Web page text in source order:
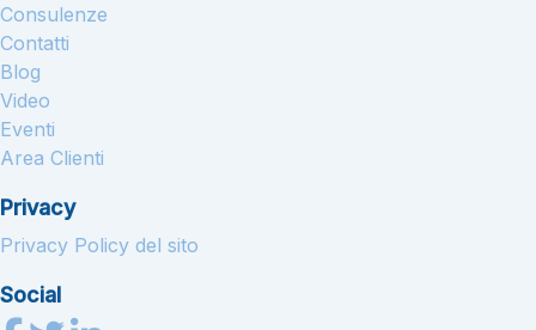
Consulenze
Contatti
Blog
Video
Eventi
Area Clienti
Privacy
Privacy Policy del sito
Social